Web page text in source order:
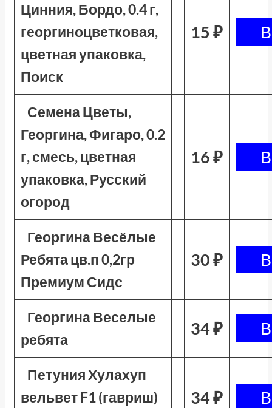
Цинния, Бордо, 0.4 г,
георгиноцветковая,
цветная упаковка,
Поиск
15 ₽
Семена Цветы,
Георгина, Фигаро, 0.2
г, смесь, цветная
упаковка, Русский
огород
16 ₽
Георгина Весёлые
Ребята цв.п 0,2гр
Премиум Сидс
30 ₽
Георгина Веселые
ребята
34 ₽
Петуния Хулахуп
вельвет F1 (гавриш)
34 ₽